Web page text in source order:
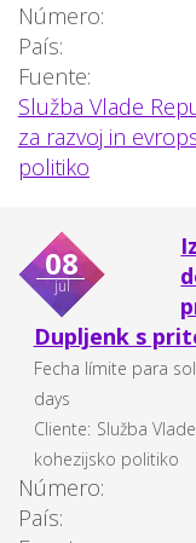
Número:
País:
Fuente:
Služba Vlade
za razvoj in
politiko
08
jul
Dupljenk s
Fecha límite para
days
Cliente: Služba
kohezijsko politiko
Número:
País: